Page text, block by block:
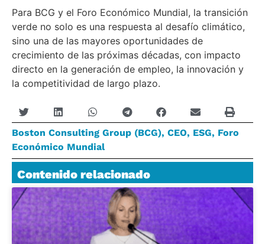
Para BCG y el Foro Económico Mundial, la transición
verde no solo es una respuesta al desafío climático,
sino una de las mayores oportunidades de
crecimiento de las próximas décadas, con impacto
directo en la generación de empleo, la innovación y
la competitividad de largo plazo.
Boston Consulting Group (BCG), CEO, ESG, Foro
Económico Mundial
Contenido relacionado